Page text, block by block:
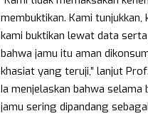
membuktikan. Kami tunjukkan,
kami buktikan lewat data
bahwa jamu itu aman
khasiat yang teruji,” lanjut
Ia menjelaskan bahwa selama
jamu sering dipandang